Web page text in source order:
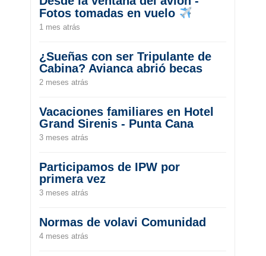
Fotos tomadas en vuelo
1 mes atrás
¿Sueñas con ser Tripulante de
Cabina? Avianca abrió becas
2 meses atrás
Vacaciones familiares en Hotel
Grand Sirenis - Punta Cana
3 meses atrás
Participamos de IPW por
primera vez
3 meses atrás
Normas de volavi Comunidad
4 meses atrás